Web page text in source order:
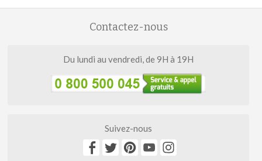
Contactez-nous
Du lundi au vendredi, de 9H à 19H
Suivez-nous